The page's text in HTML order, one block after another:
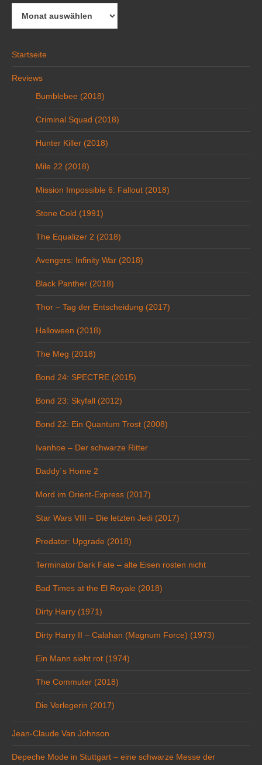
Startseite
Reviews
Bumblebee (2018)
Criminal Squad (2018)
Hunter Killer (2018)
Mile 22 (2018)
Mission Impossible 6: Fallout (2018)
Stone Cold (1991)
The Equalizer 2 (2018)
Avengers: Infinity War (2018)
Black Panther (2018)
Thor – Tag der Entscheidung (2017)
Halloween (2018)
The Meg (2018)
Bond 24: SPECTRE (2015)
Bond 23: Skyfall (2012)
Bond 22: Ein Quantum Trost (2008)
Ivanhoe – Der schwarze Ritter
Daddy´s Home 2
Mord im Orient-Express (2017)
Star Wars VIII – Die letzten Jedi (2017)
Predator: Upgrade (2018)
Terminator Dark Fate – alte Eisen rosten nicht
Bad Times at the El Royale (2018)
Dirty Harry (1971)
Dirty Harry II – Calahan (Magnum Force) (1973)
Ein Mann sieht rot (1974)
The Commuter (2018)
Die Verlegerin (2017)
Jean-Claude Van Johnson
Depeche Mode in Stuttgart – eine schwarze Messe der